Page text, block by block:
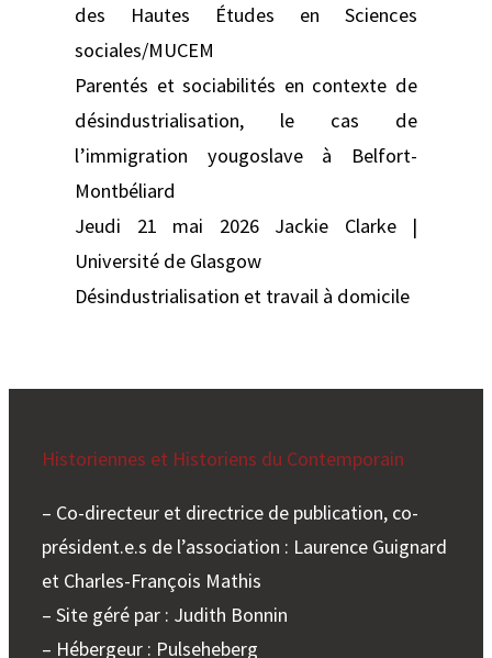
des Hautes Études en Sciences
sociales/MUCEM
Parentés et sociabilités en contexte de
désindustrialisation, le cas de
l’immigration yougoslave à Belfort-
Montbéliard
Jeudi 21 mai 2026 Jackie Clarke |
Université de Glasgow
Désindustrialisation et travail à domicile
Historiennes et Historiens du Contemporain
– Co-directeur et directrice de publication, co-
président.e.s de l’association : Laurence Guignard
et Charles-François Mathis
– Site géré par : Judith Bonnin
– Hébergeur : Pulseheberg